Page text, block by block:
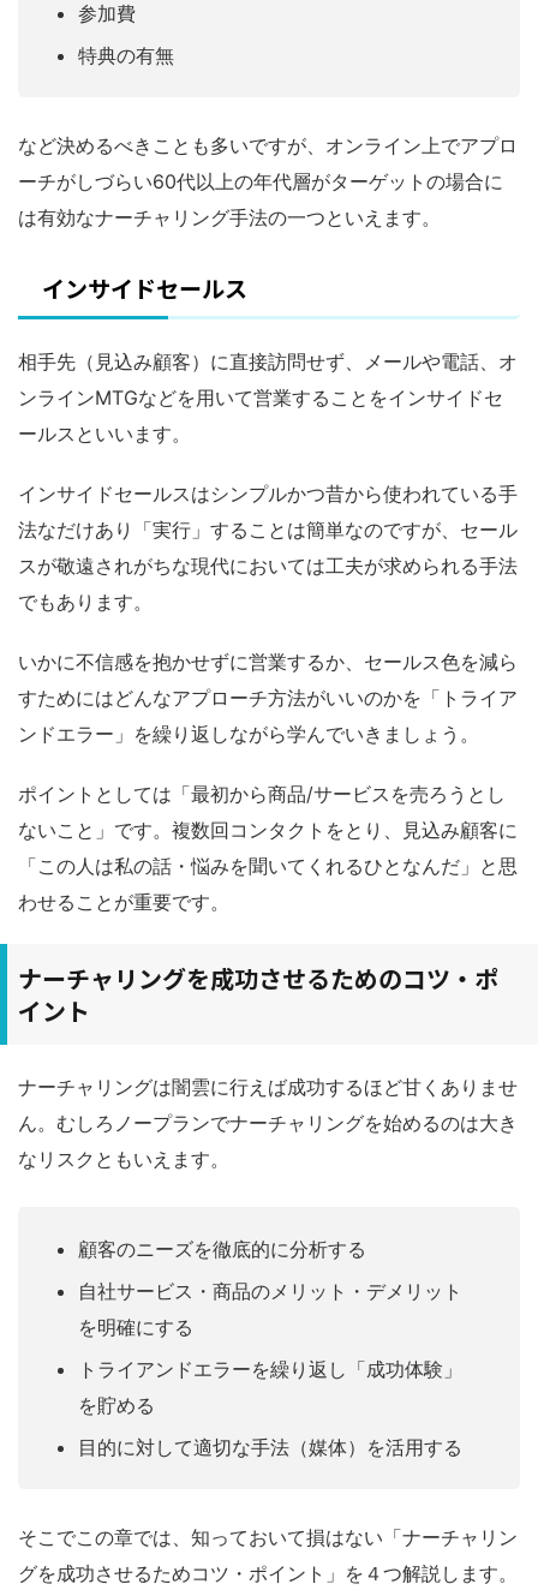
参加費
特典の有無
など決めるべきことも多いですが、オンライン上でアプロ
ーチがしづらい60代以上の年代層がターゲットの場合に
は有効なナーチャリング手法の一つといえます。
インサイドセールス
相手先（見込み顧客）に直接訪問せず、メールや電話、オ
ンラインMTGなどを用いて営業することをインサイドセ
ールスといいます。
インサイドセールスはシンプルかつ昔から使われている手
法なだけあり「実行」することは簡単なのですが、セール
スが敬遠されがちな現代においては工夫が求められる手法
でもあります。
いかに不信感を抱かせずに営業するか、セールス色を減ら
すためにはどんなアプローチ方法がいいのかを「トライア
ンドエラー」を繰り返しながら学んでいきましょう。
ポイントとしては「最初から商品/サービスを売ろうとし
ないこと」です。複数回コンタクトをとり、見込み顧客に
「この人は私の話・悩みを聞いてくれるひとなんだ」と思
わせることが重要です。
ナーチャリングを成功させるためのコツ・ポ
イント
ナーチャリングは闇雲に行えば成功するほど甘くありませ
ん。むしろノープランでナーチャリングを始めるのは大き
なリスクともいえます。
顧客のニーズを徹底的に分析する
自社サービス・商品のメリット・デメリット
を明確にする
トライアンドエラーを繰り返し「成功体験」
を貯める
目的に対して適切な手法（媒体）を活用する
そこでこの章では、知っておいて損はない「ナーチャリン
グを成功させるためコツ・ポイント」を４つ解説します。